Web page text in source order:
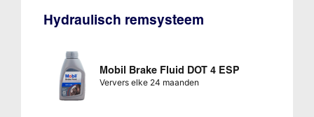
Hydraulisch remsysteem
Mobil Brake Fluid DOT 4 ESP
Ververs elke 24 maanden